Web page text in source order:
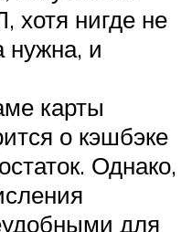
хотя нигде не
нужна, и
карты
о кэшбэке
Однако,
для